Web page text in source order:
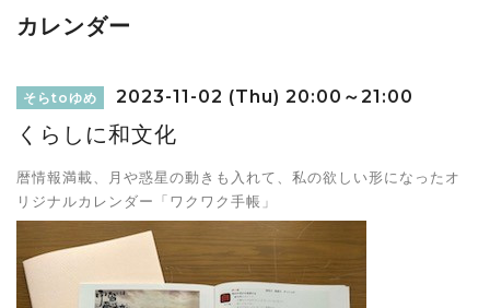
カレンダー
そらtoゆめ 2023-11-02 (Thu) 20:00～21:00
くらしに和文化
暦情報満載、月や惑星の動きも入れて、私の欲しい形になったオ
リジナルカレンダー「ワクワク手帳」